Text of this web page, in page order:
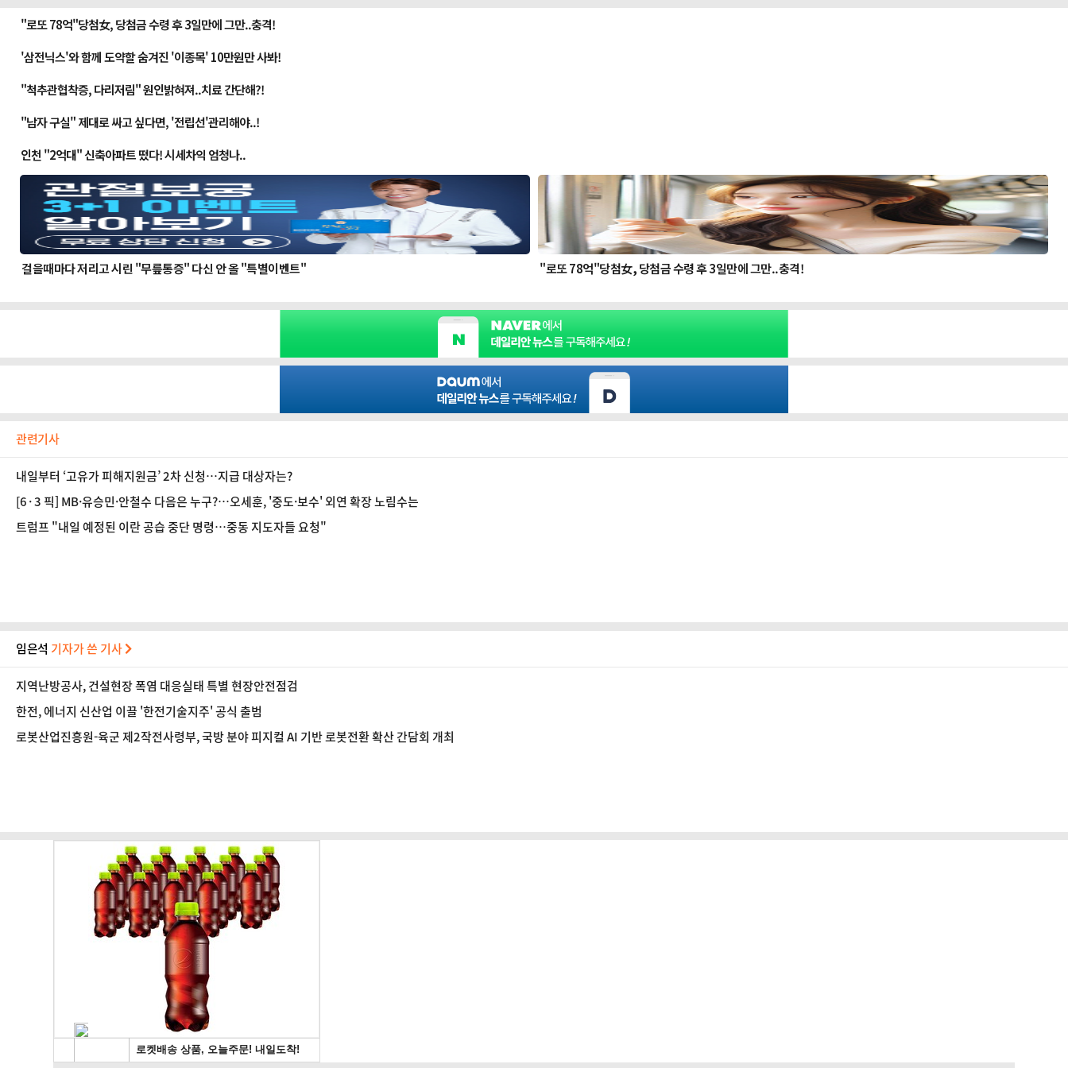
관련기사
내일부터 ‘고유가 피해지원금’ 2차 신청…지급 대상자는?
[6·3 픽] MB·유승민·안철수 다음은 누구?…오세훈, '중도·보수' 외연 확장 노림수는
트럼프 "내일 예정된 이란 공습 중단 명령…중동 지도자들 요청"
임은석 기자가 쓴 기사
지역난방공사, 건설현장 폭염 대응실태 특별 현장안전점검
한전, 에너지 신산업 이끌 '한전기술지주' 공식 출범
로봇산업진흥원-육군 제2작전사령부, 국방 분야 피지컬 AI 기반 로봇전환 확산 간담회 개최